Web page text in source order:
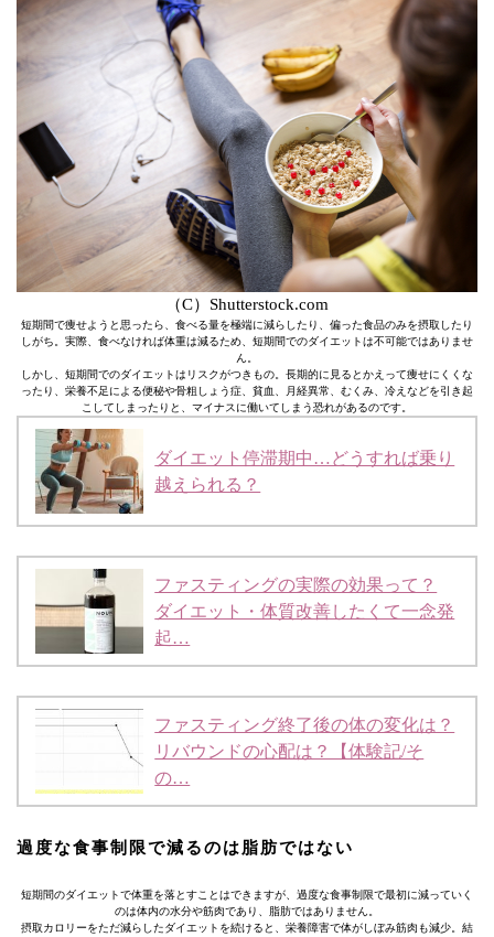
（C）Shutterstock.com
短期間で痩せようと思ったら、食べる量を極端に減らしたり、偏った食品のみを摂取したり
しがち。実際、食べなければ体重は減るため、短期間でのダイエットは不可能ではありませ
ん。
しかし、短期間でのダイエットはリスクがつきもの。長期的に見るとかえって痩せにくくな
ったり、栄養不足による便秘や骨粗しょう症、貧血、月経異常、むくみ、冷えなどを引き起
こしてしまったりと、マイナスに働いてしまう恐れがあるのです。
ダイエット停滞期中…どうすれば乗り
越えられる？
ファスティングの実際の効果って？
ダイエット・体質改善したくて一念発
起…
ファスティング終了後の体の変化は？
リバウンドの心配は？【体験記/そ
の…
過度な食事制限で減るのは脂肪ではない
短期間のダイエットで体重を落とすことはできますが、過度な食事制限で最初に減っていく
のは体内の水分や筋肉であり、脂肪ではありません。
摂取カロリーをただ減らしたダイエットを続けると、栄養障害で体がしぼみ筋肉も減少。結